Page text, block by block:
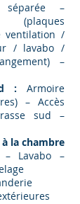
–
(plaques
ventilation /
/ lavabo /
–
: Armoire
– Accès
sud –
la chambre
– Lavabo –